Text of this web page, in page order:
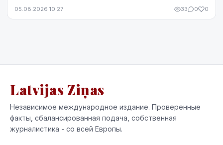
невозможно изменить. Кредитную историю можно
05.08.2026 10:27 33 0 0
Latvijas Ziņas
Независимое международное издание. Проверенные
факты, сбалансированная подача, собственная
журналистика - со всей Европы.